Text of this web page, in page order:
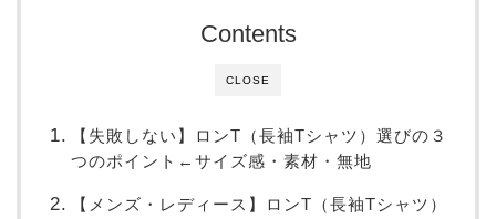
CLOSE
Contents
【失敗しない】ロンT（長袖Tシャツ）選びの３
つのポイント←サイズ感・素材・無地
【メンズ・レディース】ロンT（長袖Tシャツ）